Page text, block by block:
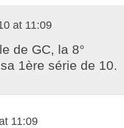
at 11:09
de GC, la 8°
1ère série de 10.
11:09